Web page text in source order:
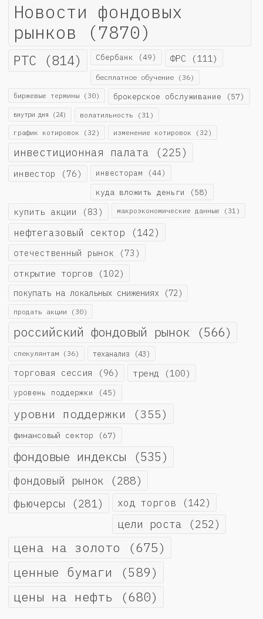
Новости фондовых
рынков (7870)
РТС (814) Сбербанк (49) ФРС (111)
бесплатное обучение (36)
биржевые термины (30) брокерское обслуживание (57)
внутри дня (24) волатильность (31)
график котировок (32) изменение котировок (32)
инвестиционная палата (225)
инвестор (76) инвесторам (44)
куда вложить деньги (58)
купить акции (83) макроэкономические данные (31)
нефтегазовый сектор (142)
отечественный рынок (73)
открытие торгов (102)
покупать на локальных снижениях (72)
продать акции (30)
российский фондовый рынок (566)
спекулянтам (36) теханализ (43)
торговая сессия (96) тренд (100)
уровень поддержки (45)
уровни поддержки (355)
финансовый сектор (67)
фондовые индексы (535)
фондовый рынок (288)
фьючерсы (281) ход торгов (142)
цели роста (252)
цена на золото (675)
ценные бумаги (589)
цены на нефть (680)